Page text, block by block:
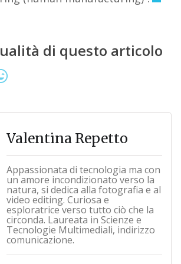
di questo articolo
Valentina Repetto
Appassionata di tecnologia ma con
un amore incondizionato verso la
natura, si dedica alla fotografia e al
video editing. Curiosa e
esploratrice verso tutto ciò che la
circonda. Laureata in Scienze e
Tecnologie Multimediali, indirizzo
comunicazione.